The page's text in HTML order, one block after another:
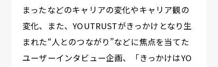
まったなどのキャリアの変化やキャリア観の
変化、また、YOUTRUSTがきっかけとなり生
まれた“人とのつながり”などに焦点を当てた
ユーザーインタビュー企画、「きっかけはYO